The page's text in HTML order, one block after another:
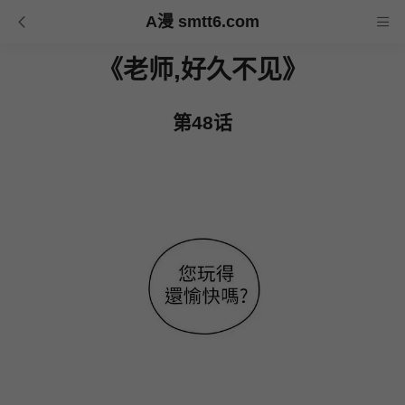
A漫 smtt6.com
《老师,好久不见》
第48话